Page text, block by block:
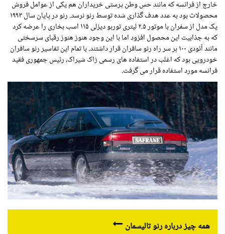
خارج از فرانسه که مانند حس وطن پرستی خریداران هم یکی از عوامل فروش
محصولات بود به عدد هدف گذاری شده توسط رنو نرسد. رنو در پایان سال ۱۹۹۳
یک مدل از سفران با موتور ۲.۵ لیتری توربو دیزلی ۱۱۵ اسب بخاری را عرضه کرد
که به جذابیت این محصول افزود اما با این وجود هنوز هنوز رقبای سرسختی
مانند آئودی ۱۰۰ بر سر راه رنو سافران قرار داشتند. با تمام این تفاسیر رنو سافران
خودرویی بود که اغلب در استفاده های رسمی ژاک شیراک، رئیس جمهوری فقید
فرانسه مورد استفاده قرار می گرفت.
همه چیز درباره رنو تالیسمان